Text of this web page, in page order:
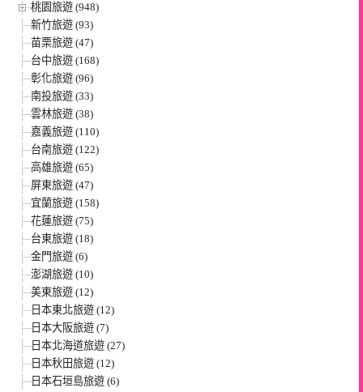
桃園旅遊 (948)
新竹旅遊 (93)
苗栗旅遊 (47)
台中旅遊 (168)
彰化旅遊 (96)
南投旅遊 (33)
雲林旅遊 (38)
嘉義旅遊 (110)
台南旅遊 (122)
高雄旅遊 (65)
屏東旅遊 (47)
宜蘭旅遊 (158)
花蓮旅遊 (75)
台東旅遊 (18)
金門旅遊 (6)
澎湖旅遊 (10)
美東旅遊 (12)
日本東北旅遊 (12)
日本大阪旅遊 (7)
日本北海道旅遊 (27)
日本秋田旅遊 (12)
日本石垣島旅遊 (6)